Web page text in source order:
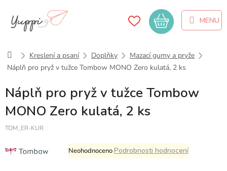
obsah
Nákupní
košík
DomůKreslení a psaní Doplňky
Mazací gumy a pryže
Náplň pro pryž v tužce Tombow MONO Zero kulatá, 2 ks
Náplň pro pryž v tužce Tombow
MONO Zero kulatá, 2 ks
TOM_ER-KUR
Průměrné
hodnocení
NeohodnocenoPodrobnosti hodnocení